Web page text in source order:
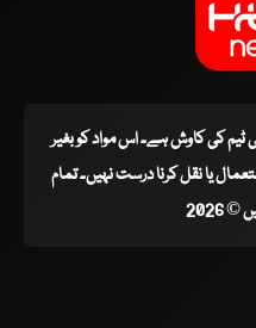
ٹیم کی کاوش ہے۔ اس مواد کو بغیر
یا نقل کرنا درست نہیں۔ تمام
2026